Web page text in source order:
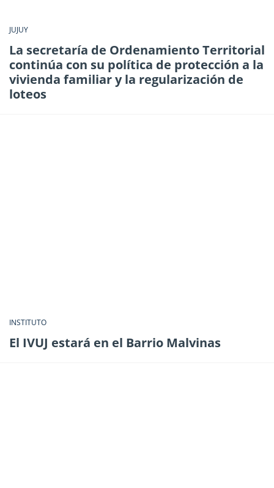
JUJUY
La secretaría de Ordenamiento Territorial
continúa con su política de protección a la
vivienda familiar y la regularización de
loteos
INSTITUTO
El IVUJ estará en el Barrio Malvinas